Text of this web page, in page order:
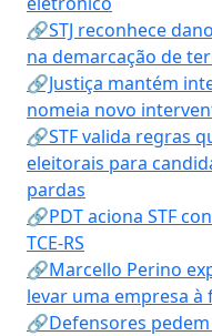
🔗STJ reconhece
na demarcação de
🔗Justiça mantém
nomeia novo
🔗STF valida regras
eleitorais para
pardas
🔗PDT aciona STF
TCE-RS
🔗Marcello Perino
levar uma empresa à
🔗Defensores